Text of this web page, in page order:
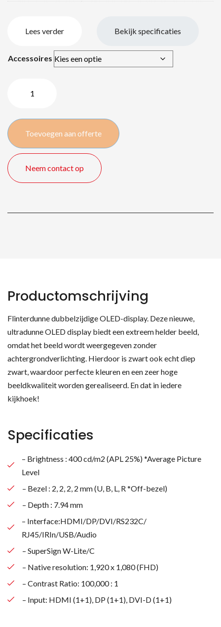
Lees verder Bekijk specificaties
Accessoires
Flat
OLED
55EH5C
–
55″/
Toevoegen aan offerte
Neem contact op
Productomschrijving
Flinterdunne dubbelzijdige OLED-display. Deze nieuwe,
ultradunne OLED display biedt een extreem helder beeld,
omdat het beeld wordt weergegeven zonder
achtergrondverlichting. Hierdoor is zwart ook echt diep
zwart, waardoor perfecte kleuren en een zeer hoge
beeldkwaliteit worden gerealiseerd. En dat in iedere
kijkhoek!
Specificaties
– Brightness : 400 cd/m2 (APL 25%) *Average Picture
Level
– Bezel : 2, 2, 2, 2 mm (U, B, L, R *Off-bezel)
– Depth : 7.94 mm
– Interface:HDMI/DP/DVI/RS232C/
RJ45/IRIn/USB/Audio
– SuperSign W-Lite/C
– Native resolution: 1,920 x 1,080 (FHD)
– Contrast Ratio: 100,000 : 1
– Input: HDMI (1+1), DP (1+1), DVI-D (1+1)